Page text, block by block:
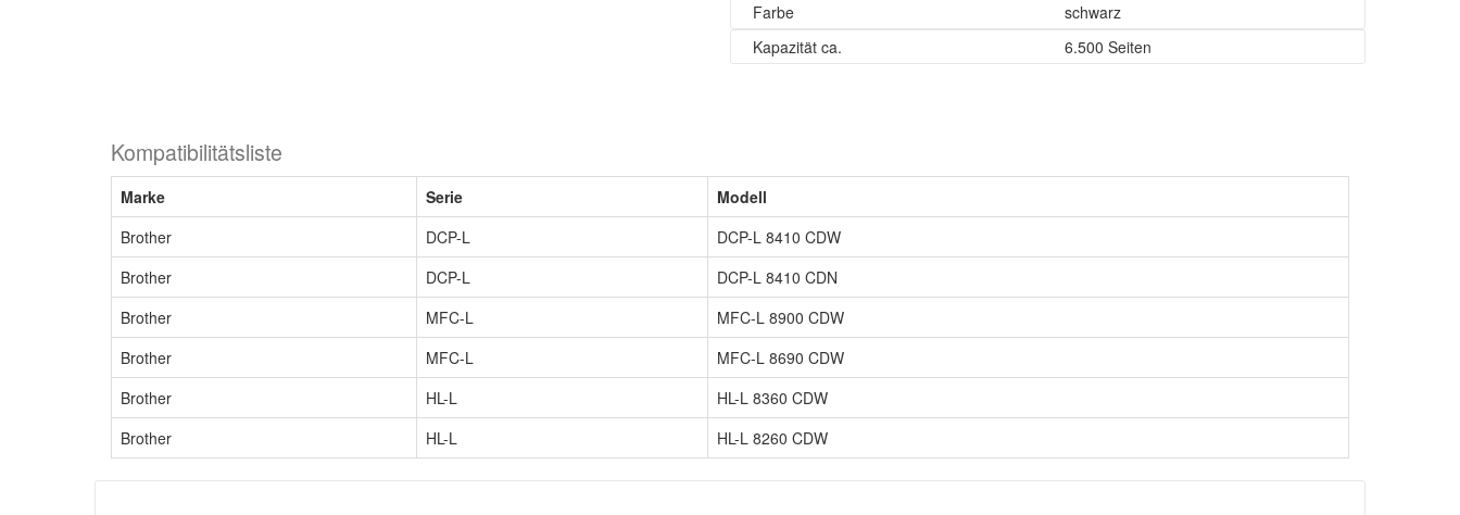
Farbe
schwarz
Kapazität ca.
6.500 Seiten
Kompatibilitätsliste
Marke Serie
Modell
Brother
DCP-L
DCP-L 8410 CDW
Brother
DCP-L
DCP-L 8410 CDN
Brother
MFC-L
MFC-L 8900 CDW
Brother
MFC-L
MFC-L 8690 CDW
Brother
HL-L
HL-L 8360 CDW
Brother
HL-L HL-L 8260 CDW